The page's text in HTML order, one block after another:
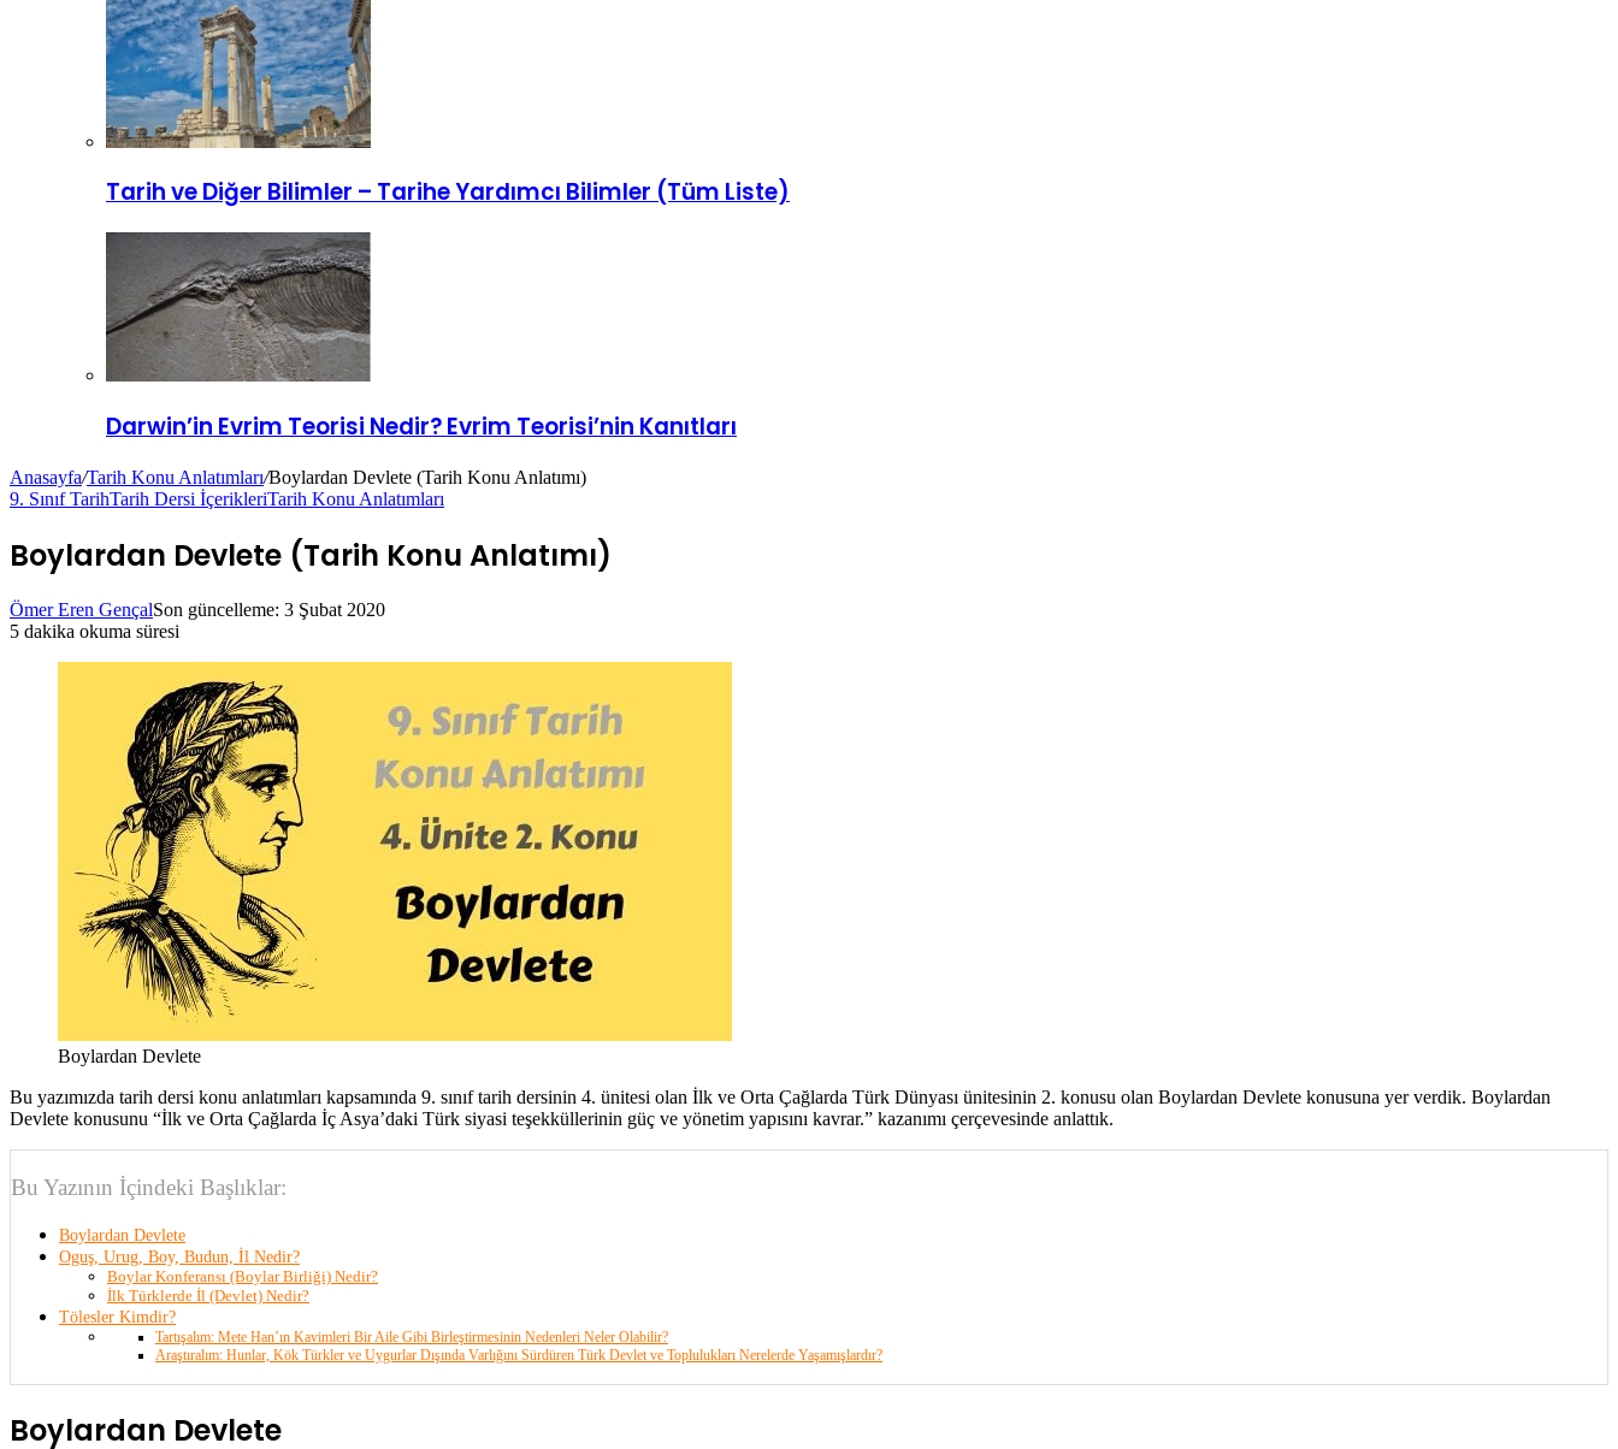
Tarih ve Diğer Bilimler – Tarihe Yardımcı Bilimler (Tüm Liste)
Darwin’in Evrim Teorisi Nedir? Evrim Teorisi’nin Kanıtları
Anasayfa/Tarih Konu Anlatımları/Boylardan Devlete (Tarih Konu Anlatımı)
9. Sınıf TarihTarih Dersi İçerikleriTarih Konu Anlatımları
Boylardan Devlete (Tarih Konu Anlatımı)
Ömer Eren GençalSon güncelleme: 3 Şubat 2020
5 dakika okuma süresi
Boylardan Devlete
Bu yazımızda tarih dersi konu anlatımları kapsamında 9. sınıf tarih dersinin 4. ünitesi olan İlk ve Orta Çağlarda Türk Dünyası ünitesinin 2. konusu olan Boylardan Devlete konusuna yer verdik. Boylardan
Devlete konusunu “İlk ve Orta Çağlarda İç Asya’daki Türk siyasi teşekküllerinin güç ve yönetim yapısını kavrar.” kazanımı çerçevesinde anlattık.
Bu Yazının İçindeki Başlıklar:
Boylardan Devlete
Oguş, Urug, Boy, Budun, İl Nedir?
Boylar Konferansı (Boylar Birliği) Nedir?
İlk Türklerde İl (Devlet) Nedir?
Tölesler Kimdir?
Tartışalım: Mete Han’ın Kavimleri Bir Aile Gibi Birleştirmesinin Nedenleri Neler Olabilir?
Araştıralım: Hunlar, Kök Türkler ve Uygurlar Dışında Varlığını Sürdüren Türk Devlet ve Toplulukları Nerelerde Yaşamışlardır?
Boylardan Devlete